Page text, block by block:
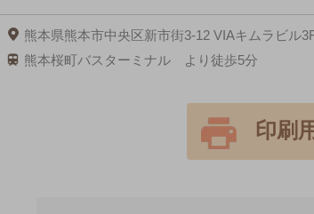
熊本県熊本市中央区新市街3-12 VIAキムラビル
熊本桜町バスターミナル より徒歩5分
印刷